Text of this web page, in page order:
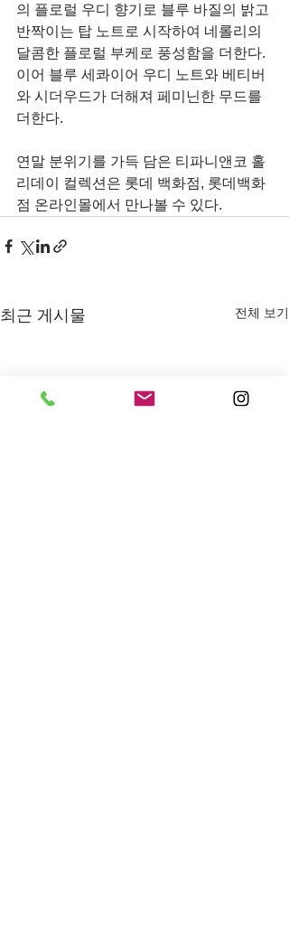
의 플로럴 우디 향기로 블루 바질의 밝고
반짝이는 탑 노트로 시작하여 네롤리의
달콤한 플로럴 부케로 풍성함을 더한다.
이어 블루 세콰이어 우디 노트와 베티버
와 시더우드가 더해져 페미닌한 무드를
더한다.
연말 분위기를 가득 담은 티파니앤코 홀
리데이 컬렉션은 롯데 백화점, 롯데백화
점 온라인몰에서 만나볼 수 있다.
최근 게시물 전체 보기